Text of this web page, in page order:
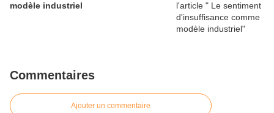
modèle industriel
Commentaires
Ajouter un commentaire